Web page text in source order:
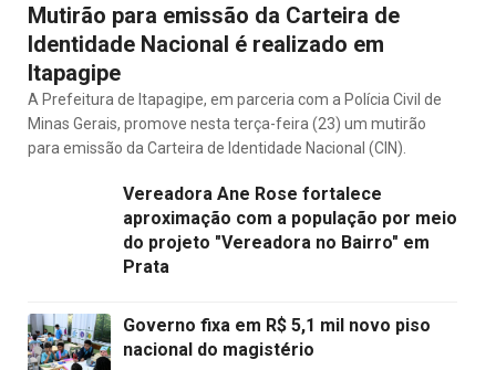
Mutirão para emissão da Carteira de
Identidade Nacional é realizado em
Itapagipe
A Prefeitura de Itapagipe, em parceria com a Polícia Civil de
Minas Gerais, promove nesta terça-feira (23) um mutirão
para emissão da Carteira de Identidade Nacional (CIN).
Vereadora Ane Rose fortalece
aproximação com a população por meio
do projeto "Vereadora no Bairro" em
Prata
Governo fixa em R$ 5,1 mil novo piso
nacional do magistério